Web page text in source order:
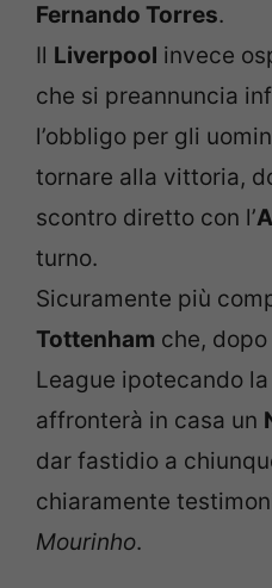
Fernando Torres.
Il Liverpool invece
che si preannuncia
l’obbligo per gli
tornare alla vittoria,
scontro diretto con l’
turno.
Sicuramente più
Tottenham che,
League ipotecando
affronterà in casa un
dar fastidio a
chiaramente
Mourinho.